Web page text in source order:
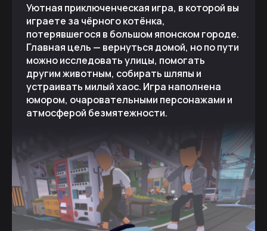
Уютная приключенческая игра, в которой вы
играете за чёрного котёнка,
потерявшегося в большом японском городе.
Главная цель — вернуться домой, но по пути
можно исследовать улицы, помогать
другим животным, собирать шляпы и
устраивать милый хаос. Игра наполнена
юмором, очаровательными персонажами и
атмосферой безмятежности.